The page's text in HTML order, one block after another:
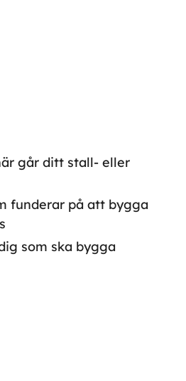
går ditt stall- eller
funderar på att bygga
som ska bygga